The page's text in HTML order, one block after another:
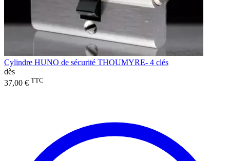
Cylindre HUNO de sécurité THOUMYRE- 4 clés
dès
37,00 € TTC